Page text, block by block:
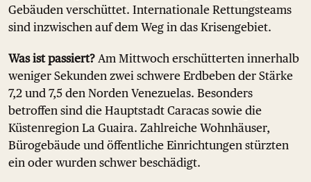
Gebäuden verschüttet. Internationale Rettungsteams
sind inzwischen auf dem Weg in das Krisengebiet.
Was ist passiert? Am Mittwoch erschütterten innerhalb
weniger Sekunden zwei schwere Erdbeben der Stärke
7,2 und 7,5 den Norden Venezuelas. Besonders
betroffen sind die Hauptstadt Caracas sowie die
Küstenregion La Guaira. Zahlreiche Wohnhäuser,
Bürogebäude und öffentliche Einrichtungen stürzten
ein oder wurden schwer beschädigt.